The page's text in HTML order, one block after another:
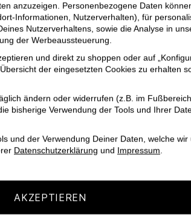
einen Beitrag zur
Baumwolle hergestellt
100% organische
Figurbetonte
Femininer V-
Nachhaltig
Erlebe den
füge Deinem
anzuzeigen. Personenbezogene Daten
Informationen, Nutzerverhalten), für
Nutzerverhaltens, sowie die Analyse in
der Werbeaussteuerung.
und direkt zu shoppen oder auf
der eingesetzten Cookies zu erhalten
ändern oder widerrufen (z.B. im
bisherige Verwendung der Tools und Ihrer
und der Verwendung Deiner Daten, welche
Datenschutzerklärung und Impressum.
AKZEPTIEREN